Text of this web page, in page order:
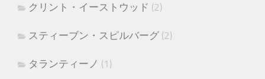
クリント・イーストウッド (2)
スティーブン・スピルバーグ (2)
タランティーノ (1)